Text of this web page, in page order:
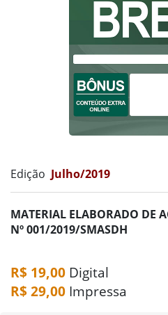
Edição Julho/2019
MATERIAL ELABORADO DE
Nº 001/2019/SMASDH
R$ 19,00 Digital
R$ 29,00 Impressa